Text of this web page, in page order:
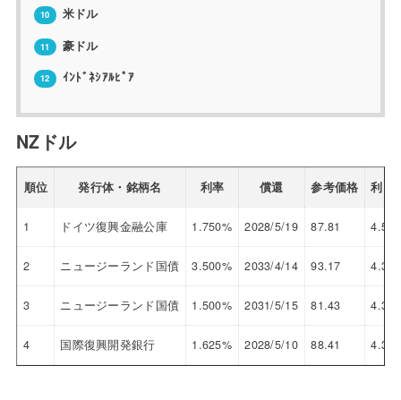
10 米ドル
11 豪ドル
12 ｲﾝﾄﾞﾈｼｱﾙﾋﾟｱ
NZドル
順位 発行体・銘柄名 利率 償還 参考価格 利回
1 ドイツ復興金融公庫 1.750% 2028/5/19 87.81 4.570
2 ニュージーランド国債 3.500% 2033/4/14 93.17 4.365
3 ニュージーランド国債 1.500% 2031/5/15 81.43 4.310
4 国際復興開発銀行 1.625% 2028/5/10 88.41 4.300